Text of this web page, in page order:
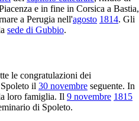
e in fine in Corsica a Bastia,
a Perugia nell'agosto 1814. Gli
sede di Gubbio.
le congratulazioni dei
il 30 novembre seguente. In
loro famiglia. Il 9 novembre 1815
di Spoleto.